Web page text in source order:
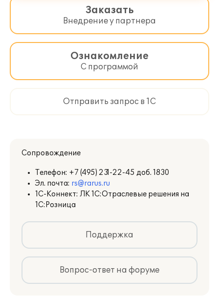
Заказать
Внедрение у партнера
Ознакомление
С программой
Отправить запрос в 1С
Сопровождение
Телефон: +7 (495) 231-22-45 доб. 1830
Эл. почта: rs@rarus.ru
1С-Коннект: ЛК 1С:Отраслевые решения на
1С:Розница
Поддержка
Вопрос-ответ на форуме